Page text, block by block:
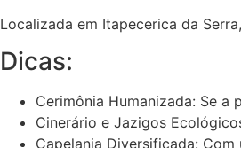
Localizada em Itapecerica da
Dicas:
Cerimônia Humanizada: Se
Cinerário e Jazigos
Capelania Diversificada: